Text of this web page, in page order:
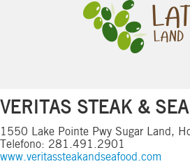
VERITAS STEAK &
1550 Lake Pointe Pwy Sugar Land,
Telefono: 281.491.2901
www.veritassteakandseafood.com